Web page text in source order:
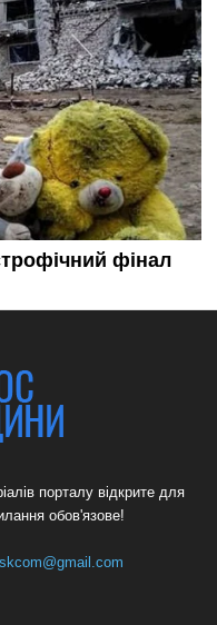
порталу відкрите для
обов'язове!